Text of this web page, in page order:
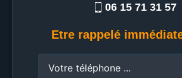
06 15 71 31 57
Etre rappelé